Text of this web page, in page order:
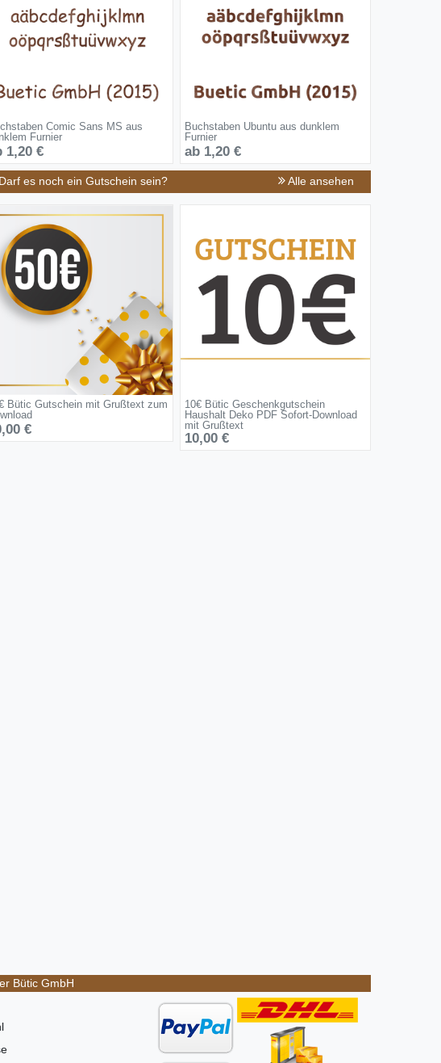
Comic Sans MS aus
Furnier
1,20 €
Buchstaben Ubuntu aus dunklem
Furnier
ab 1,20 €
Darf es noch ein Gutschein sein? Alle ansehen
Bütic Gutschein mit Grußtext zum
€
10€ Bütic Geschenkgutschein
Haushalt Deko PDF Sofort-Download
mit Grußtext
10,00 €
Bütic GmbH